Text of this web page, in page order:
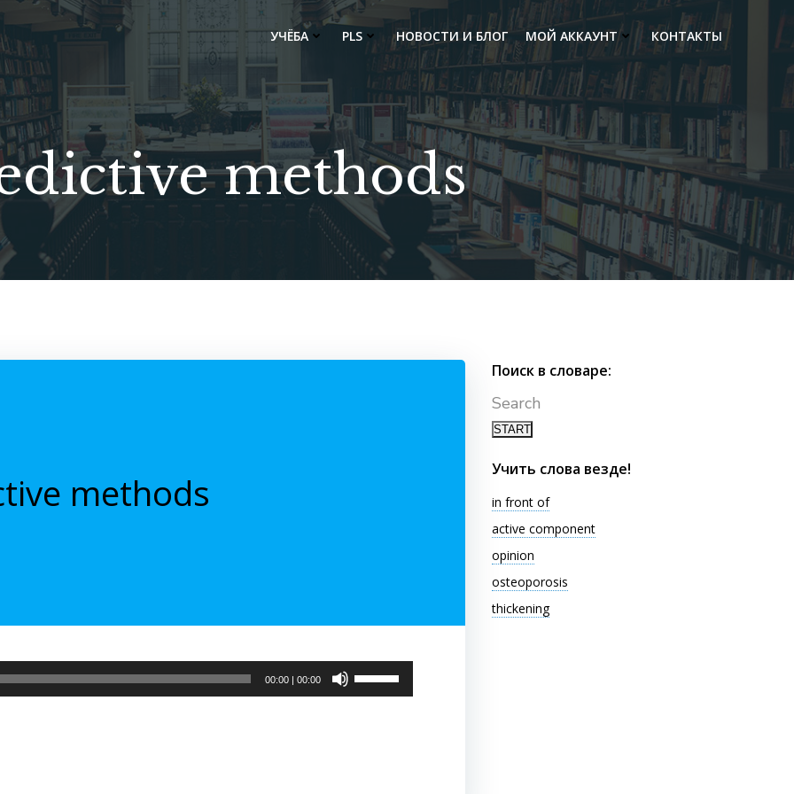
УЧЁБА PLS НОВОСТИ И БЛОГ МОЙ АККАУНТ КОНТАКТЫ
methods
methods
00:00| 00:00
Поиск в словаре:
Search
Учить слова везде!
in front of
active component
opinion
osteoporosis
thickening